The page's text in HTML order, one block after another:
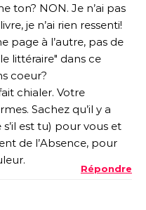
ton? NON. Je n’ai pas
je n’ai rien ressenti!
page à l’autre, pas de
littéraire" dans ce
coeur?
chialer. Votre
Sachez qu’il y a
est tu) pour vous et
de l’Absence, pour
Répondre